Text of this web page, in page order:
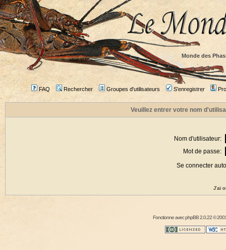
Monde des
FAQ Rechercher Groupes d'utilisateurs S'enregistrer
Veuillez entrer votre nom
Nom d'utilisateur:
Mot de passe:
Se connecter
J'ai
Fonctionne avecphpBB2.0.22 ©